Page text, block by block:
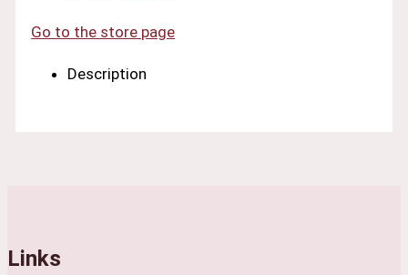
Go to the store page
Description
Links